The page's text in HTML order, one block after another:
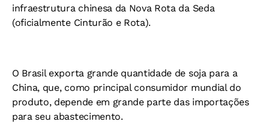
infraestrutura chinesa da Nova Rota da Seda
(oficialmente Cinturão e Rota).
O Brasil exporta grande quantidade de soja para a
China, que, como principal consumidor mundial do
produto, depende em grande parte das importações
para seu abastecimento.